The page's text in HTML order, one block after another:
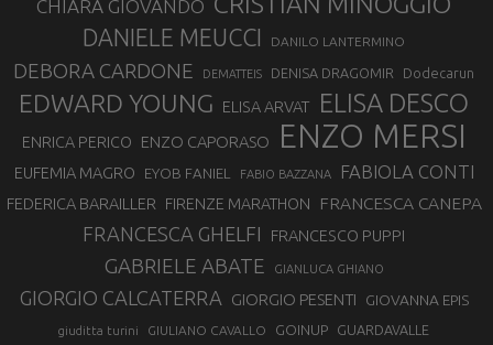
CHIARA GIOVANDO
DANIELE MEUCCI DANILO LANTERMINO
DEBORA CARDONE DEMATTEIS DENISA DRAGOMIR Dodecarun
EDWARD YOUNG ELISA ARVAT ELISA DESCO
ENRICA PERICO ENZO CAPORASO ENZO MERSI
EUFEMIA MAGRO EYOB FANIEL FABIO BAZZANA FABIOLA CONTI
FEDERICA BARAILLER FIRENZE MARATHON FRANCESCA CANEPA
FRANCESCA GHELFI FRANCESCO PUPPI
GABRIELE ABATE GIANLUCA GHIANO
GIORGIO CALCATERRA GIORGIO PESENTI GIOVANNA EPIS
giuditta turini GIULIANO CAVALLO GOINUP GUARDAVALLE